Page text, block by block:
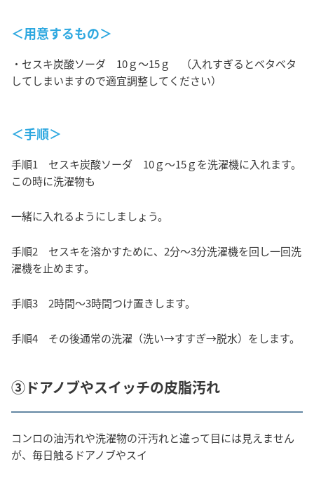
＜用意するもの＞
・セスキ炭酸ソーダ 10ｇ～15ｇ （入れすぎるとベタベタ
してしまいますので適宜調整してください）
＜手順＞
手順1 セスキ炭酸ソーダ 10ｇ～15ｇを洗濯機に入れます。
この時に洗濯物も
一緒に入れるようにしましょう。
手順2 セスキを溶かすために、2分～3分洗濯機を回し一回洗
濯機を止めます。
手順3 2時間～3時間つけ置きします。
手順4 その後通常の洗濯（洗い→すすぎ→脱水）をします。
③ドアノブやスイッチの皮脂汚れ
コンロの油汚れや洗濯物の汗汚れと違って目には見えません
が、毎日触るドアノブやスイ